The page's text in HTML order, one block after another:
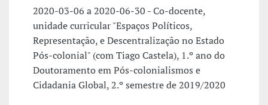
2020-03-06 a 2020-06-30 - Co-docente,
unidade curricular "Espaços Políticos,
Representação, e Descentralização no Estado
Pós-colonial" (com Tiago Castela), 1.º ano do
Doutoramento em Pós-colonialismos e
Cidadania Global, 2.º semestre de 2019/2020